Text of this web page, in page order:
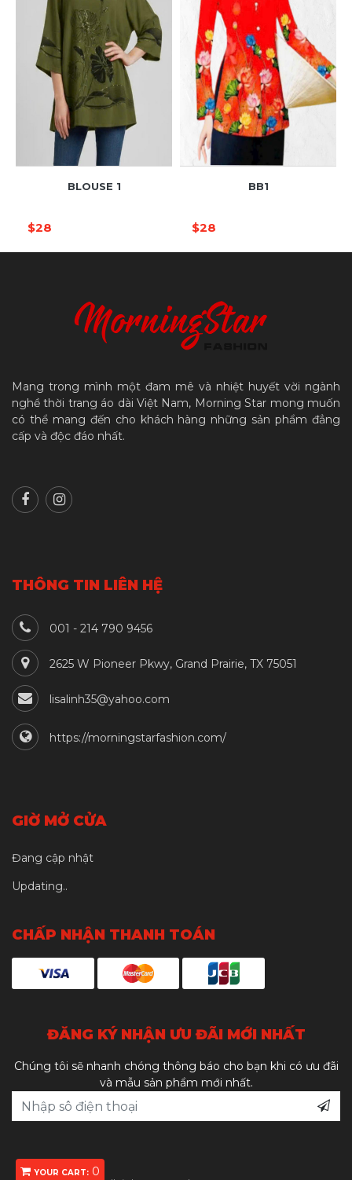
YOUR CART: 0
BLOUSE 1
$28
BB1
$28
Mang trong mình một đam mê và nhiệt huyết vời ngành
nghề thời trang áo dài Việt Nam, Morning Star mong muốn
có thể mang đến cho khách hàng những sản phẩm đẳng
cấp và độc đáo nhất.
THÔNG TIN LIÊN HỆ
001 - 214 790 9456
2625 W Pioneer Pkwy, Grand Prairie, TX 75051
lisalinh35@yahoo.com
https://morningstarfashion.com/
GIỜ MỞ CỬA
Đang cập nhật
Updating..
CHẤP NHẬN THANH TOÁN
ĐĂNG KÝ NHẬN ƯU ĐÃI MỚI NHẤT
Chúng tôi sẽ nhanh chóng thông báo cho bạn khi có ưu đãi
và mẫu sản phẩm mới nhất.